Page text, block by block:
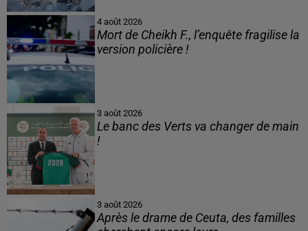
4 août 2026
Mort de Cheikh F., l’enquête fragilise la
version policière !
3 août 2026
Le banc des Verts va changer de main
!
3 août 2026
Après le drame de Ceuta, des familles